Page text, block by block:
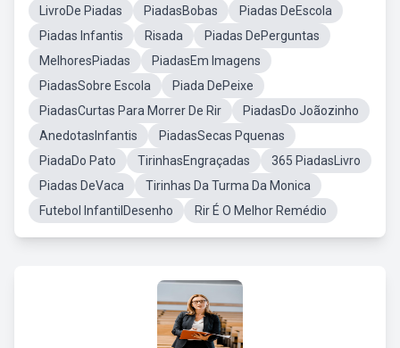
LivroDe Piadas PiadasBobas
Piadas DeEscola
Piadas Infantis
Risada
Piadas DePerguntas
MelhoresPiadas
PiadasEm Imagens
PiadasSobre Escola
Piada DePeixe
PiadasCurtas Para Morrer De Rir
PiadasDo Joãozinho
AnedotasInfantis
PiadasSecas Pquenas
PiadaDo Pato
TirinhasEngraçadas
365 PiadasLivro
Piadas DeVaca
Tirinhas Da Turma Da Monica
Futebol InfantilDesenho
Rir É O Melhor Remédio